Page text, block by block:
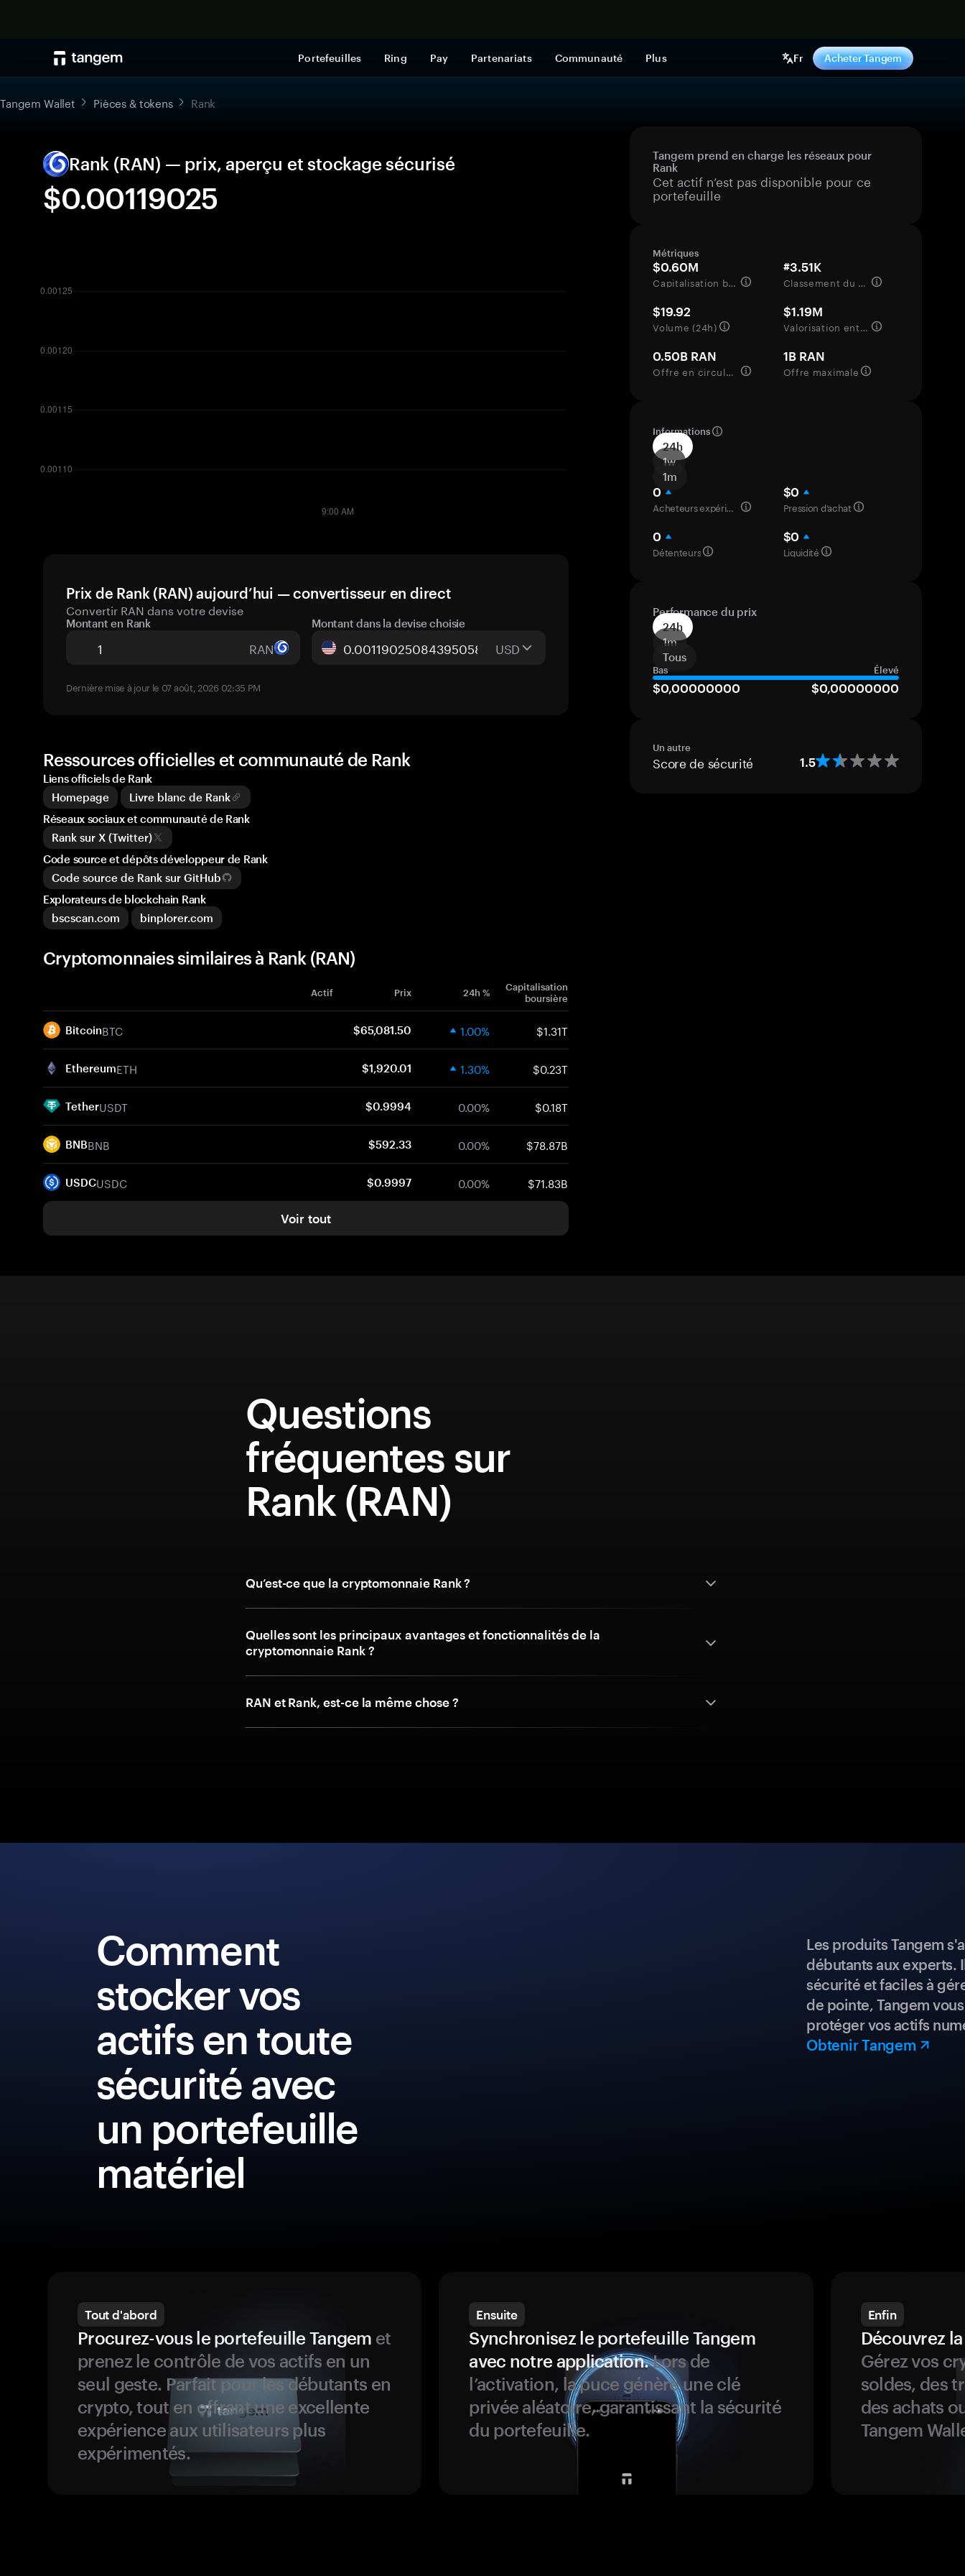
Portefeuilles Ring Pay Partenariats Communauté Plus Fr Acheter Tangem
Tangem Wallet Pièces & tokens Rank
Rank (RAN) — prix, aperçu et stockage sécurisé
$0.00119025
Prix de Rank (RAN) aujourd’hui — convertisseur en direct
Convertir RAN dans votre devise
Montant en Rank
RAN
Montant dans la devise choisie
USD
Dernière mise à jour le 07 août, 2026 02:35 PM
Tangem prend en charge les réseaux pour
Rank
Cet actif n’est pas disponible pour ce
portefeuille
Métriques
$0.60M
Capitalisation boursière
#3.51K
Classement du marché
$19.92
Volume (24h)
$1.19M
Valorisation entièrement diluée
0.50B RAN
Offre en circulation
1B RAN
Offre maximale
Informations
24h
1w
1m
0
Acheteurs expérimentés
$0
Pression d’achat
0
Détenteurs
$0
Liquidité
Performance du prix
24h
1m
Tous
Bas Élevé
$0,00000000 $0,00000000
Un autre
Score de sécurité 1.5
Ressources officielles et communauté de Rank
Liens officiels de Rank
Homepage
Livre blanc de Rank
Réseaux sociaux et communauté de Rank
Rank sur X (Twitter)
Code source et dépôts développeur de Rank
Code source de Rank sur GitHub
Explorateurs de blockchain Rank
bscscan.com
binplorer.com
Cryptomonnaies similaires à Rank (RAN)
Actif Prix 24h %
Capitalisation
boursière
BitcoinBTC $65,081.50 1.00% $1.31T
EthereumETH $1,920.01 1.30% $0.23T
TetherUSDT $0.9994 0.00% $0.18T
BNBBNB $592.33 0.00% $78.87B
USDCUSDC $0.9997 0.00% $71.83B
Voir tout
Questions
fréquentes sur
Rank (RAN)
Qu’est-ce que la cryptomonnaie Rank ?
Quelles sont les principaux avantages et fonctionnalités de la
cryptomonnaie Rank ?
RAN et Rank, est-ce la même chose ?
Comment
stocker vos
actifs en toute
sécurité avec
un portefeuille
matériel
Les produits Tangem
débutants aux experts.
sécurité et faciles à
de pointe, Tangem
protéger vos actifs
Obtenir Tangem
Tout d'abord
Procurez-vous le portefeuille Tangem et
prenez le contrôle de vos actifs en un
seul geste. Parfait pour les débutants en
crypto, tout en offrant une excellente
expérience aux utilisateurs plus
expérimentés.
Ensuite
Synchronisez le portefeuille Tangem
avec notre application.Lors de
l’activation, la puce génère une clé
privée aléatoire, garantissant la sécurité
du portefeuille.
Enfin
Découvrez
Gérez vos
soldes, des
des achats
Tangem